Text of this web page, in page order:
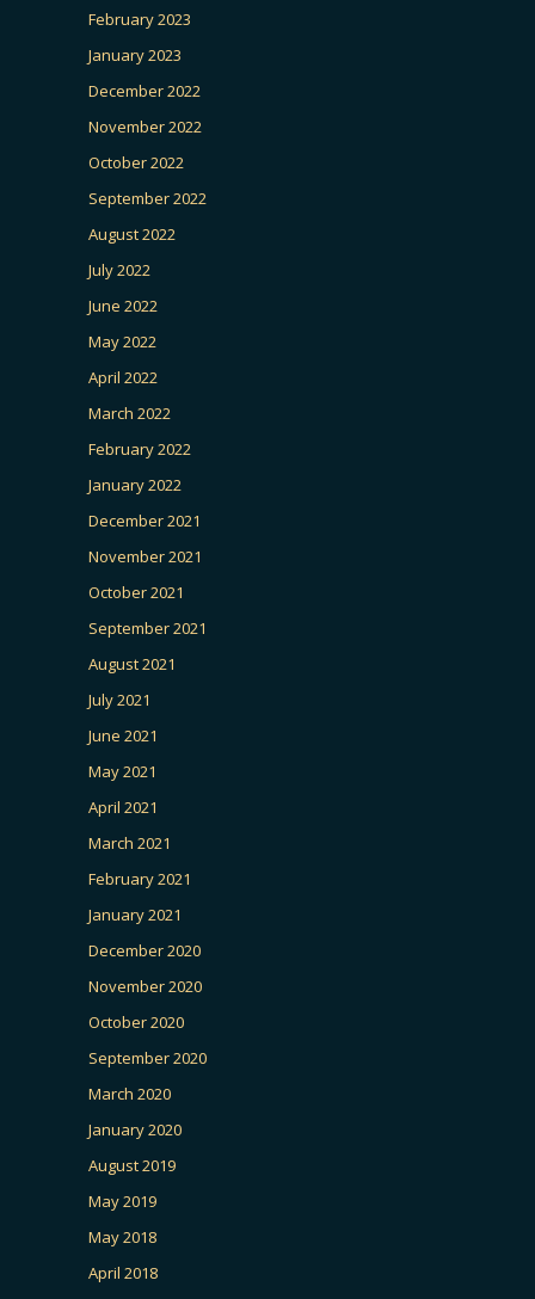
February 2023
January 2023
December 2022
November 2022
October 2022
September 2022
August 2022
July 2022
June 2022
May 2022
April 2022
March 2022
February 2022
January 2022
December 2021
November 2021
October 2021
September 2021
August 2021
July 2021
June 2021
May 2021
April 2021
March 2021
February 2021
January 2021
December 2020
November 2020
October 2020
September 2020
March 2020
January 2020
August 2019
May 2019
May 2018
April 2018